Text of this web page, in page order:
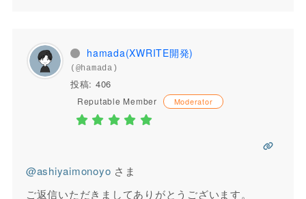
hamada(XWRITE開発)
(@hamada)
投稿: 406
Reputable Member Moderator
@ashiyaimonoyo さま
ご返信いただきましてありがとうございます。